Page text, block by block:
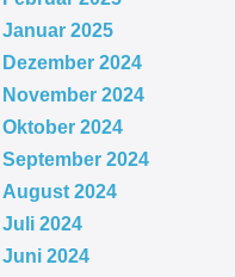
Januar 2025
Dezember 2024
November 2024
Oktober 2024
September 2024
August 2024
Juli 2024
Juni 2024